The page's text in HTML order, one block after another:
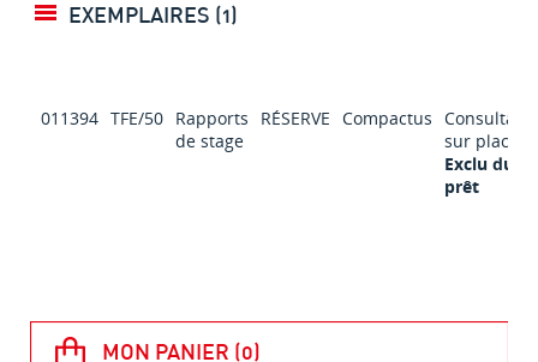
EXEMPLAIRES (1)
011394 TFE/50 Rapports
de stage
RÉSERVE Compactus
sur place
Exclu du
prêt